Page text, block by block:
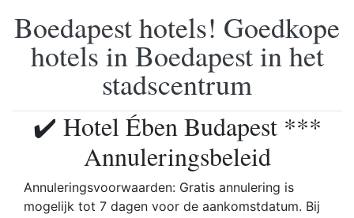
Boedapest hotels! Goedkope
hotels in Boedapest in het
stadscentrum
✔️ Hotel Ében Budapest ***
Annuleringsbeleid
Annuleringsvoorwaarden: Gratis annulering is
mogelijk tot 7 dagen voor de aankomstdatum. Bij